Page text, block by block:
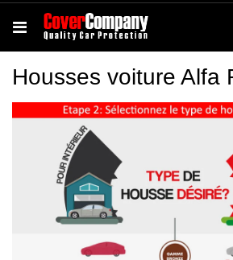
Housses voiture Alfa